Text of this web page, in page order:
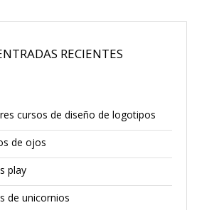
RECIENTES
cursos de diseño de logotipos
de ojos
play
de unicornios